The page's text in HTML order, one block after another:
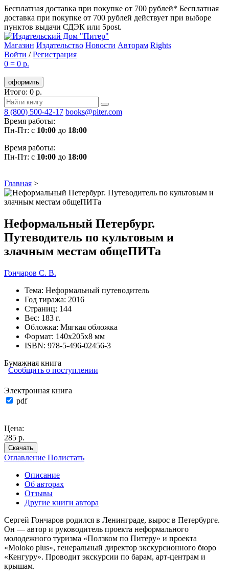
Бесплатная доставка при покупке от 700 рублей* Бесплатная
доставка при покупке от 700 рублей действует при выборе
пунктов выдачи СДЭК или 5post.
Магазин Издательство Новости Авторам Rights
Войти /Регистрация
0 = 0 р.
оформить
Итого: 0 р.
8 (800) 500-42-17 books@piter.com
Время работы:
Пн-Пт: с 10:00 до 18:00
Время работы:
Пн-Пт: с 10:00 до 18:00
Главная >
Неформальный Петербург.
Путеводитель по культовым и
злачным местам общеПИТа
Гончаров С. В.
Тема: Неформальный путеводитель
Год тиража: 2016
Страниц: 144
Вес: 183 г.
Обложка: Мягкая обложка
Формат: 140х205х8 мм
ISBN: 978-5-496-02456-3
Бумажная книга
Сообщить о поступлении
Электронная книга
pdf
Цена:
285 р.
Скачать
Оглавление Полистать
Описание
Об авторах
Отзывы
Другие книги автора
Сергей Гончаров родился в Ленинграде, вырос в Петербурге.
Он — автор и руководитель проекта неформального
молодежного туризма «Ползком по Питеру» и проекта
«Moloko plus», генеральный директор экскурсионного бюро
«Кенгуру». Проводит экскурсии по барам, арт-центрам и
крышам.